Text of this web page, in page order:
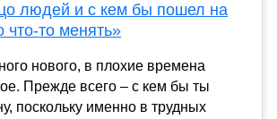
людей и с кем бы пошел на
что-то менять»
нового, в плохие времена
Прежде всего – с кем бы ты
поскольку именно в трудных